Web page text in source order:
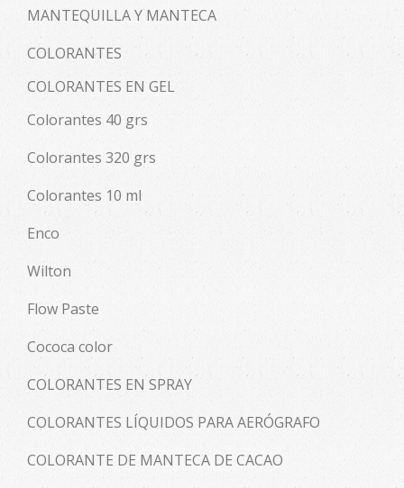
MANTEQUILLA Y MANTECA
COLORANTES
COLORANTES EN GEL
Colorantes 40 grs
Colorantes 320 grs
Colorantes 10 ml
Enco
Wilton
Flow Paste
Cococa color
COLORANTES EN SPRAY
COLORANTES LÍQUIDOS PARA AERÓGRAFO
COLORANTE DE MANTECA DE CACAO